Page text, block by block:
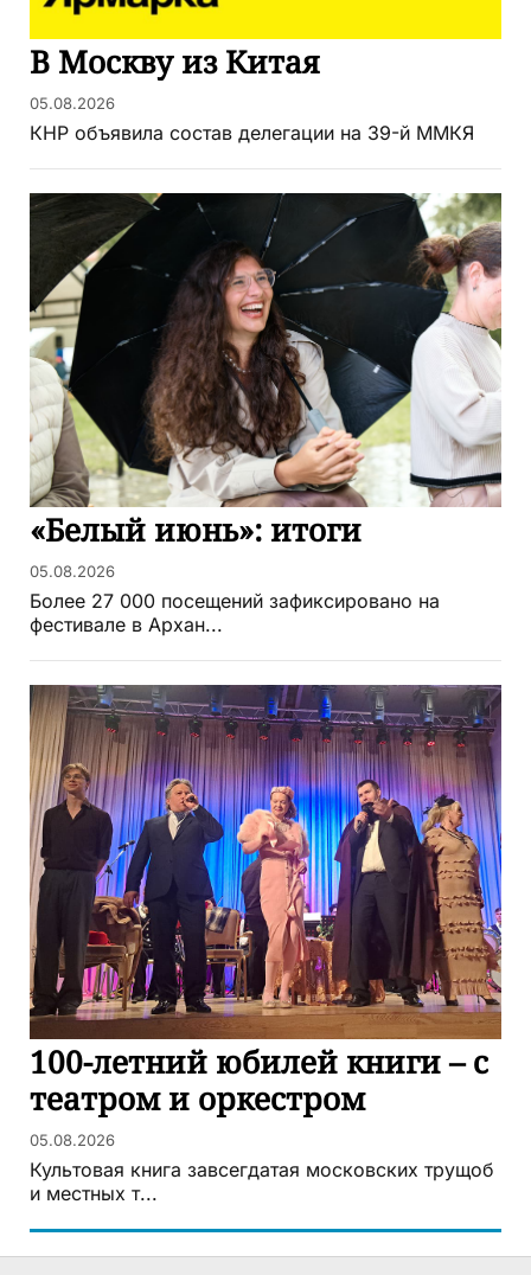
В Москву из Китая
05.08.2026
КНР объявила состав делегации на 39-й ММКЯ
«Белый июнь»: итоги
05.08.2026
Более 27 000 посещений зафиксировано на
фестивале в Архан...
100-летний юбилей книги – с
театром и оркестром
05.08.2026
Культовая книга завсегдатая московских трущоб
и местных т...